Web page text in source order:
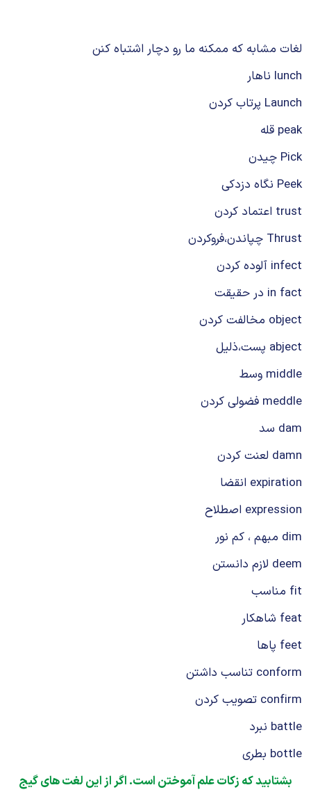
لغات مشابه که ممکنه ما رو دچار اشتباه کنن
lunch ناهار
Launch پرتاب کردن
peak قله
Pick چیدن
Peek نگاه دزدکی
trust اعتماد کردن
Thrust چپاندن،فروکردن
infect آلوده کردن
in fact در حقیقت
object مخالفت کردن
abject پست،ذلیل
middle وسط
meddle فضولی کردن
dam سد
damn لعنت کردن
expiration انقضا
expression اصطلاح
dim مبهم ، کم نور
deem لازم دانستن
fit مناسب
feat شاهکار
feet پاها
conform تناسب داشتن
confirm تصویب کردن
battle نبرد
bottle بطری
بشتابید که زکات علم آموختن است. اگر از این لغت های گیج
مطالب جالب شیمی
بمب های شیمیایی
شیمی سبز
طب سنتی
گیاهان دارویی